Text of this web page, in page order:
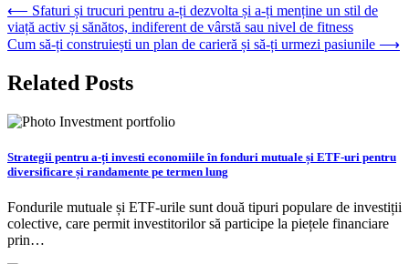
Navigare
în
⟵ Sfaturi și trucuri pentru a-ți dezvolta și a-ți menține un stil de
viață activ și sănătos, indiferent de vârstă sau nivel de fitness
Cum să-ți construiești un plan de carieră și să-ți urmezi pasiunile ⟶
Related Posts
Strategii pentru a-ți investi economiile în fonduri mutuale și ETF-uri pentru
diversificare și randamente pe termen lung
Fondurile mutuale și ETF-urile sunt două tipuri populare de investiții
colective, care permit investitorilor să participe la piețele financiare
prin…